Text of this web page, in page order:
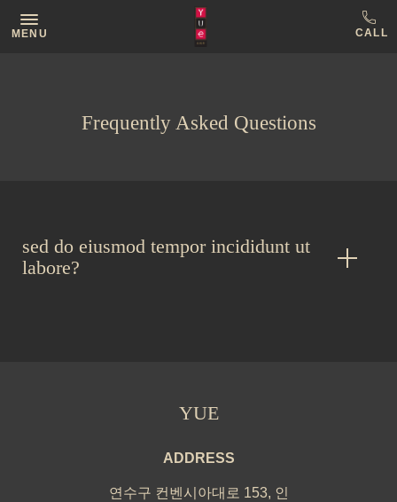
MENU
Frequently Asked Questions
sed do eiusmod tempor incididunt ut
labore?
YUE
ADDRESS
연수구 컨벤시아대로 153, 인